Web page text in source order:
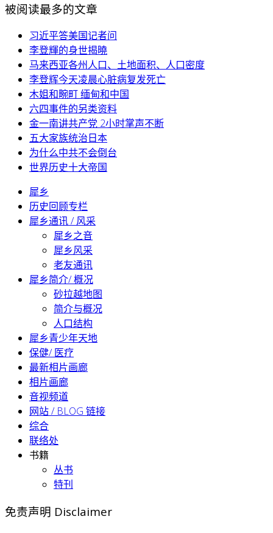
被阅读最多的文章
习近平答美国记者问
李登輝的身世揭曉
马来西亚各州人口、土地面积、人口密度
李登辉今天凌晨心脏病复发死亡
木姐和畹町 缅甸和中国
六四事件的另类资料
金一南讲共产党 2小时掌声不断
五大家族统治日本
为什么中共不会倒台
世界历史十大帝国
犀乡
历史回顾专栏
犀乡通讯 / 风采
犀乡之音
犀乡风采
老友通讯
犀乡简介/ 概况
砂拉越地图
简介与概况
人口结构
犀乡青少年天地
保健/ 医疗
最新相片画廊
相片画廊
音视频道
网站 / BLOG 链接
综合
联络处
书籍
丛书
特刊
免责声明 Disclaimer